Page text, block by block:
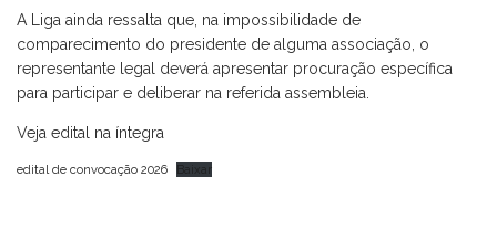
A Liga ainda ressalta que, na impossibilidade de
comparecimento do presidente de alguma associação, o
representante legal deverá apresentar procuração específica
para participar e deliberar na referida assembleia.
Veja edital na íntegra
edital de convocação 2026 Baixar